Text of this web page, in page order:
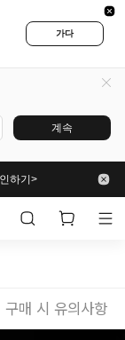
가다
계속
하기>
구매 시 유의사항